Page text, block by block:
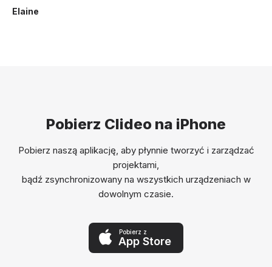
Elaine
Pobierz Clideo na iPhone
Pobierz naszą aplikację, aby płynnie tworzyć i zarządzać
projektami,
bądź zsynchronizowany na wszystkich urządzeniach w
dowolnym czasie.
Pobierz z
App Store